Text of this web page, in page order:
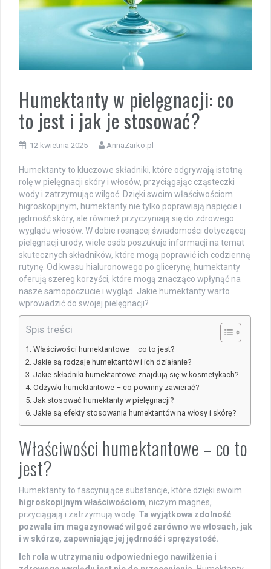
Humektanty w pielęgnacji: co
to jest i jak je stosować?
12 kwietnia 2025 AnnaZarko.pl
Humektanty to kluczowe składniki, które odgrywają istotną
rolę w pielęgnacji skóry i włosów, przyciągając cząsteczki
wody i zatrzymując wilgoć. Dzięki swoim właściwościom
higroskopijnym, humektanty nie tylko poprawiają napięcie i
jędrność skóry, ale również przyczyniają się do zdrowego
wyglądu włosów. W dobie rosnącej świadomości dotyczącej
pielęgnacji urody, wiele osób poszukuje informacji na temat
skutecznych składników, które mogą poprawić ich codzienną
rutynę. Od kwasu hialuronowego po glicerynę, humektanty
oferują szereg korzyści, które mogą znacząco wpłynąć na
nasze samopoczucie i wygląd. Jakie humektanty warto
wprowadzić do swojej pielęgnacji?
Spis treści
Właściwości humektantowe – co to jest?
Jakie są rodzaje humektantów i ich działanie?
Jakie składniki humektantowe znajdują się w kosmetykach?
Odżywki humektantowe – co powinny zawierać?
Jak stosować humektanty w pielęgnacji?
Jakie są efekty stosowania humektantów na włosy i skórę?
Właściwości humektantowe – co to
jest?
Humektanty to fascynujące substancje, które dzięki swoim
higroskopijnym właściwościom, niczym magnes,
przyciągają i zatrzymują wodę. Ta wyjątkowa zdolność
pozwala im magazynować wilgoć zarówno we włosach, jak
i w skórze, zapewniając jej jędrność i sprężystość.
Ich rola w utrzymaniu odpowiedniego nawilżenia i